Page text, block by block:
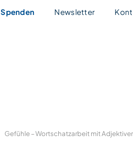
Spenden Newsletter
Gefühle – Wortschatzarbeit mit